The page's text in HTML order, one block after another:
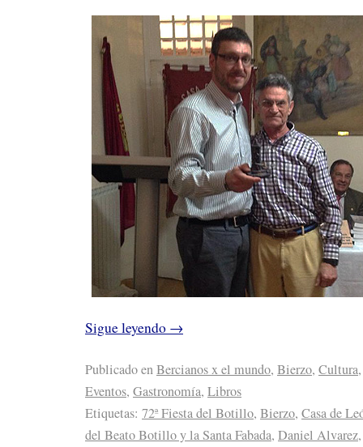
Sigue leyendo →
Publicado enBercianos x el mundo, Bierzo, Cultura,
Eventos, Gastronomía, Libros
Etiquetas: 72ª Fiesta del Botillo, Bierzo, Casa de
del Beato Botillo y la Santa Fabada, Daniel Alvarez